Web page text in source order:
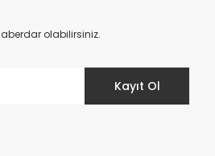
olabilirsiniz.
Kayıt Ol